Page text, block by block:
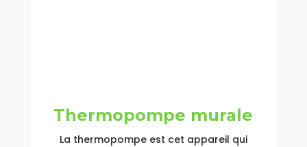
Thermopompe murale
La thermopompe est cet appareil qui